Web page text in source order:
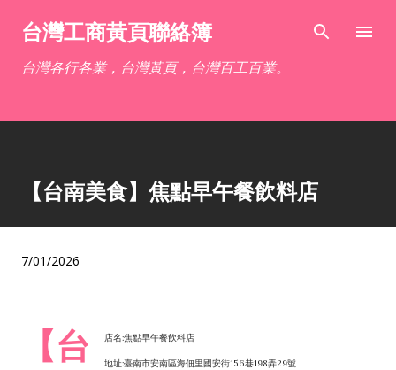
跳到主要內容
台灣工商黃頁聯絡簿
台灣各行各業，台灣黃頁，台灣百工百業。
【台南美食】焦點早午餐飲料店
7/01/2026
【台 店名:焦點早午餐飲料店
地址:臺南市安南區海佃里國安街156巷198弄29號